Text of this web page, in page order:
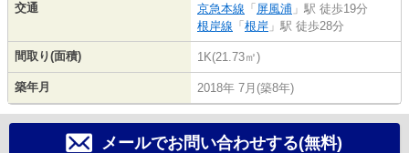
交通
京急本線 「 屏風浦 」駅 徒歩19分
根岸線 「 根岸 」駅 徒歩28分
間取り(面積) 1K(21.73㎡)
築年月 2018年 7月(築8年)
メールでお問い合わせする(無料)